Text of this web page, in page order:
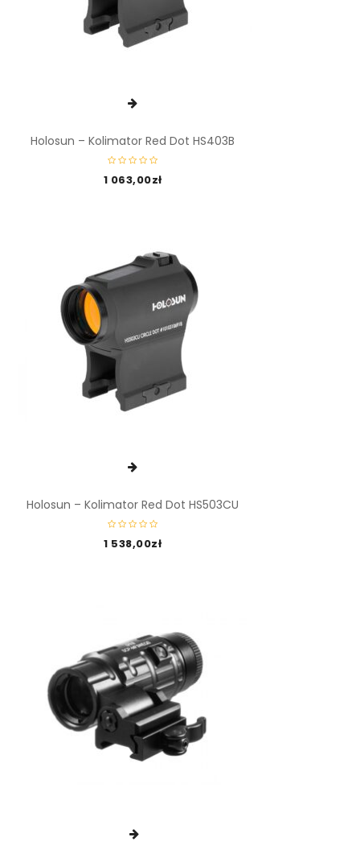
Holosun – Kolimator Red Dot HS403B
1 063,00zł
Holosun – Kolimator Red Dot HS503CU
1 538,00zł